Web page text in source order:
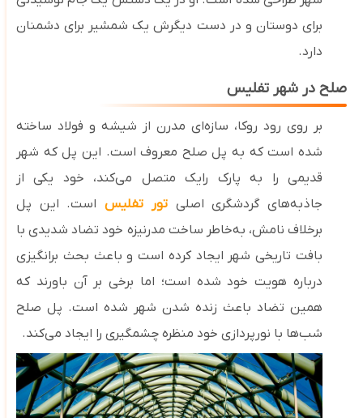
برای دوستان و در دست دیگرش یک شمشیر برای دشمنان
دارد.
صلح در شهر تفلیس
بر روی رود روکا، سازه‌ای مدرن از شیشه و فولاد ساخته
شده است که به پل صلح معروف است. این پل که شهر
قدیمی را به پارک رایک متصل می‌کند، خود یکی از
جاذبه‌های گردشگری اصلی تور تفلیس است. این پل
برخلاف نامش، به‌خاطر ساخت مدرنیزه خود تضاد شدیدی با
بافت تاریخی شهر ایجاد کرده است و باعث بحث برانگیزی
درباره هویت خود شده است؛ اما برخی بر آن باورند که
همین تضاد باعث زنده شدن شهر شده است. پل صلح
شب‌ها با نورپردازی خود منظره چشمگیری را ایجاد می‌کند.